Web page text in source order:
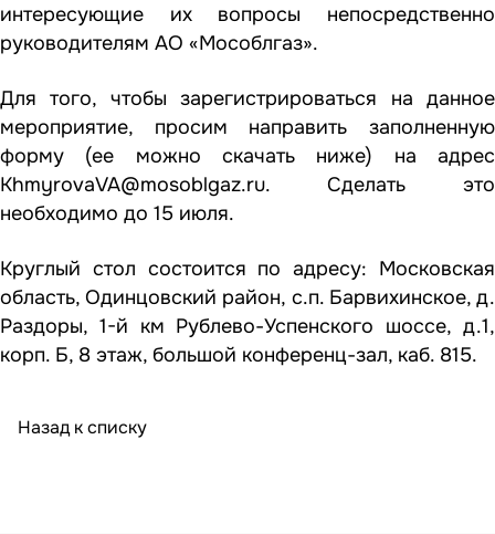
интересующие их вопросы непосредственно
руководителям АО «Мособлгаз».
Для того, чтобы зарегистрироваться на данное
мероприятие, просим направить заполненную
форму (ее можно скачать ниже) на адрес
KhmyrovaVA@mosoblgaz.ru. Сделать это
необходимо до 15 июля.
Круглый стол состоится по адресу: Московская
область, Одинцовский район, с.п. Барвихинское, д.
Раздоры, 1-й км Рублево-Успенского шоссе, д.1,
корп. Б, 8 этаж, большой конференц-зал, каб. 815.
Назад к списку